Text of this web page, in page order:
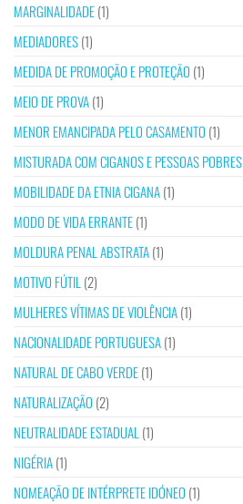
MARGINALIDADE(1)
MEDIADORES(1)
MEDIDA DE PROMOÇÃO E PROTEÇÃO (1)
MEIO DE PROVA(1)
MENOR EMANCIPADA PELO CASAMENTO (1)
MISTURADA COM CIGANOS E PESSOAS POBRES
MOBILIDADE DA ETNIA CIGANA(1)
MODO DE VIDA ERRANTE(1)
MOLDURA PENAL ABSTRATA(1)
MOTIVO FÚTIL (2)
MULHERES VÍTIMAS DE VIOLÊNCIA(1)
NACIONALIDADE PORTUGUESA(1)
NATURAL DE CABO VERDE(1)
NATURALIZAÇÃO (2)
NEUTRALIDADE ESTADUAL (1)
NIGÉRIA(1)
NOMEAÇÃO DE INTÉRPRETE IDÓNEO (1)